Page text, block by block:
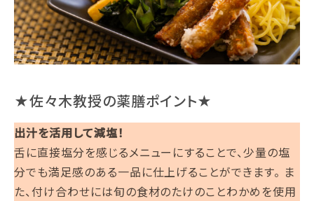
★佐々木教授の薬膳ポイント★
出汁を活用して減塩！
舌に直接塩分を感じるメニューにすることで、少量の塩
分でも満足感のある一品に仕上げることができます。 ま
た、付け合わせには旬の食材のたけのことわかめを使用